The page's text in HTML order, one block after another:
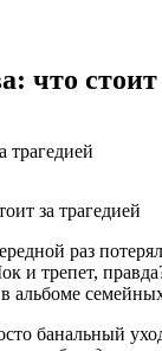
что стоит
раз
и трепет,
в альбоме
банальный